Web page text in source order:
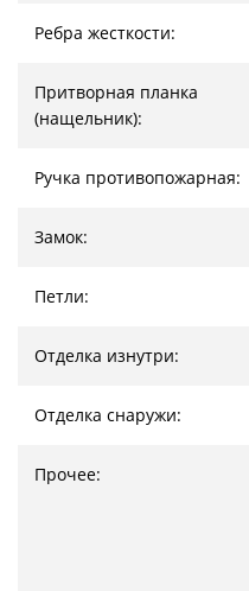
Ребра жесткости:
Притворная планка
(нащельник):
Ручка противопожарная:
Замок:
Петли:
Отделка изнутри:
Отделка снаружи:
Прочее: